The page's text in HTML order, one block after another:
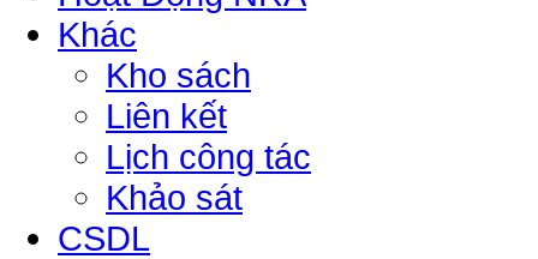
Khác
Kho sách
Liên kết
Lịch công tác
Khảo sát
CSDL